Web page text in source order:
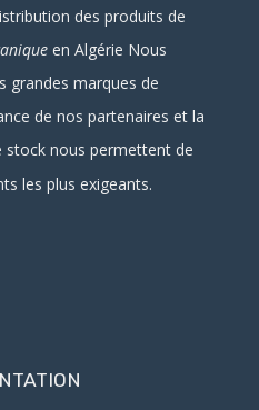
des produits de
en Algérie Nous
grandes marques de
de nos partenaires et la
stock nous permettent de
les plus exigeants.